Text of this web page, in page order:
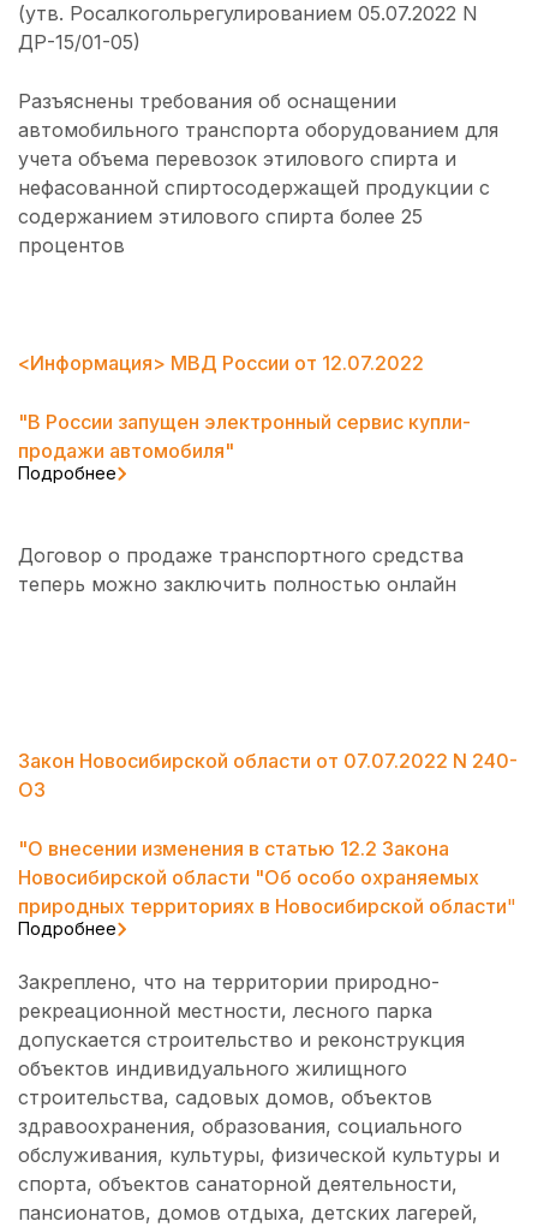
(утв. Росалкогольрегулированием 05.07.2022 N
ДР-15/01-05)
Разъяснены требования об оснащении
автомобильного транспорта оборудованием для
учета объема перевозок этилового спирта и
нефасованной спиртосодержащей продукции с
содержанием этилового спирта более 25
процентов
<Информация> МВД России от 12.07.2022
"В России запущен электронный сервис купли-
продажи автомобиля"
Подробнее
Договор о продаже транспортного средства
теперь можно заключить полностью онлайн
Закон Новосибирской области от 07.07.2022 N 240-
ОЗ
"О внесении изменения в статью 12.2 Закона
Новосибирской области "Об особо охраняемых
природных территориях в Новосибирской области"
Подробнее
Закреплено, что на территории природно-
рекреационной местности, лесного парка
допускается строительство и реконструкция
объектов индивидуального жилищного
строительства, садовых домов, объектов
здравоохранения, образования, социального
обслуживания, культуры, физической культуры и
спорта, объектов санаторной деятельности,
пансионатов, домов отдыха, детских лагерей,